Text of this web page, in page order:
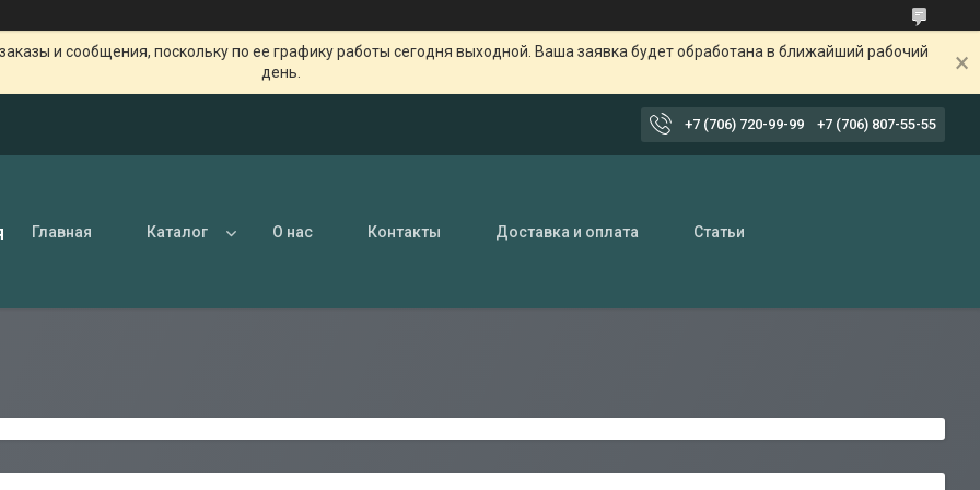
и сообщения, поскольку по ее графику работы сегодня выходной. Ваша заявка будет обработана в ближайший рабочий
день.
+7 (706) 720-99-99 +7 (706) 807-55-55
Главная Каталог О нас Контакты Доставка и оплата Статьи